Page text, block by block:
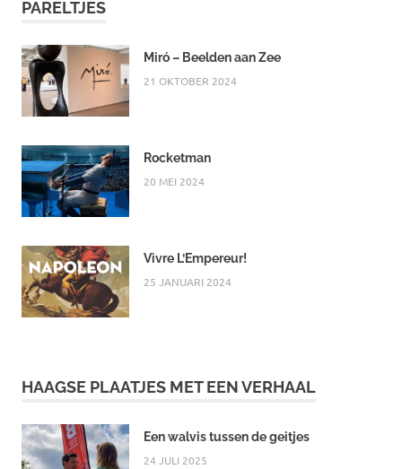
PARELTJES
Miró – Beelden aan Zee
21 OKTOBER 2024
Rocketman
20 MEI 2024
Vivre L’Empereur!
25 JANUARI 2024
HAAGSE PLAATJES MET EEN VERHAAL
Een walvis tussen de geitjes
24 JULI 2025